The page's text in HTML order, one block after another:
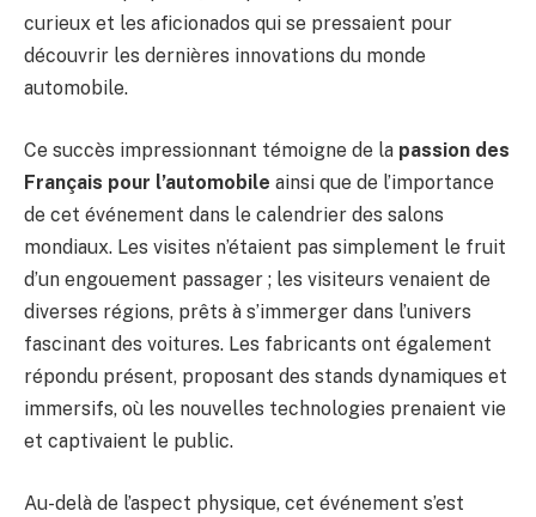
curieux et les aficionados qui se pressaient pour
découvrir les dernières innovations du monde
automobile.
Ce succès impressionnant témoigne de la passion des
Français pour l’automobile ainsi que de l’importance
de cet événement dans le calendrier des salons
mondiaux. Les visites n’étaient pas simplement le fruit
d’un engouement passager ; les visiteurs venaient de
diverses régions, prêts à s’immerger dans l’univers
fascinant des voitures. Les fabricants ont également
répondu présent, proposant des stands dynamiques et
immersifs, où les nouvelles technologies prenaient vie
et captivaient le public.
Au-delà de l’aspect physique, cet événement s’est